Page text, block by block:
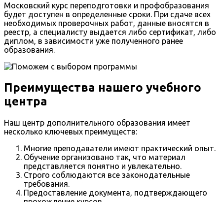
Московский курс переподготовки и профобразования
будет доступен в определенные сроки. При сдаче всех
необходимых проверочных работ, данные вносятся в
реестр, а специалисту выдается либо сертификат, либо
диплом, в зависимости уже полученного ранее
образования.
Преимущества нашего учебного
центра
Наш центр дополнительного образования имеет
несколько ключевых преимуществ:
Многие преподаватели имеют практический опыт.
Обучение организовано так, что материал
представляется понятно и увлекательно.
Строго соблюдаются все законодательные
требования.
Предоставление документа, подтверждающего